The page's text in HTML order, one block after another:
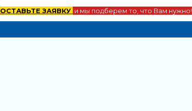
ОСТАВЬТЕ ЗАЯВКУ и мы подберем то, что Вам нужно!